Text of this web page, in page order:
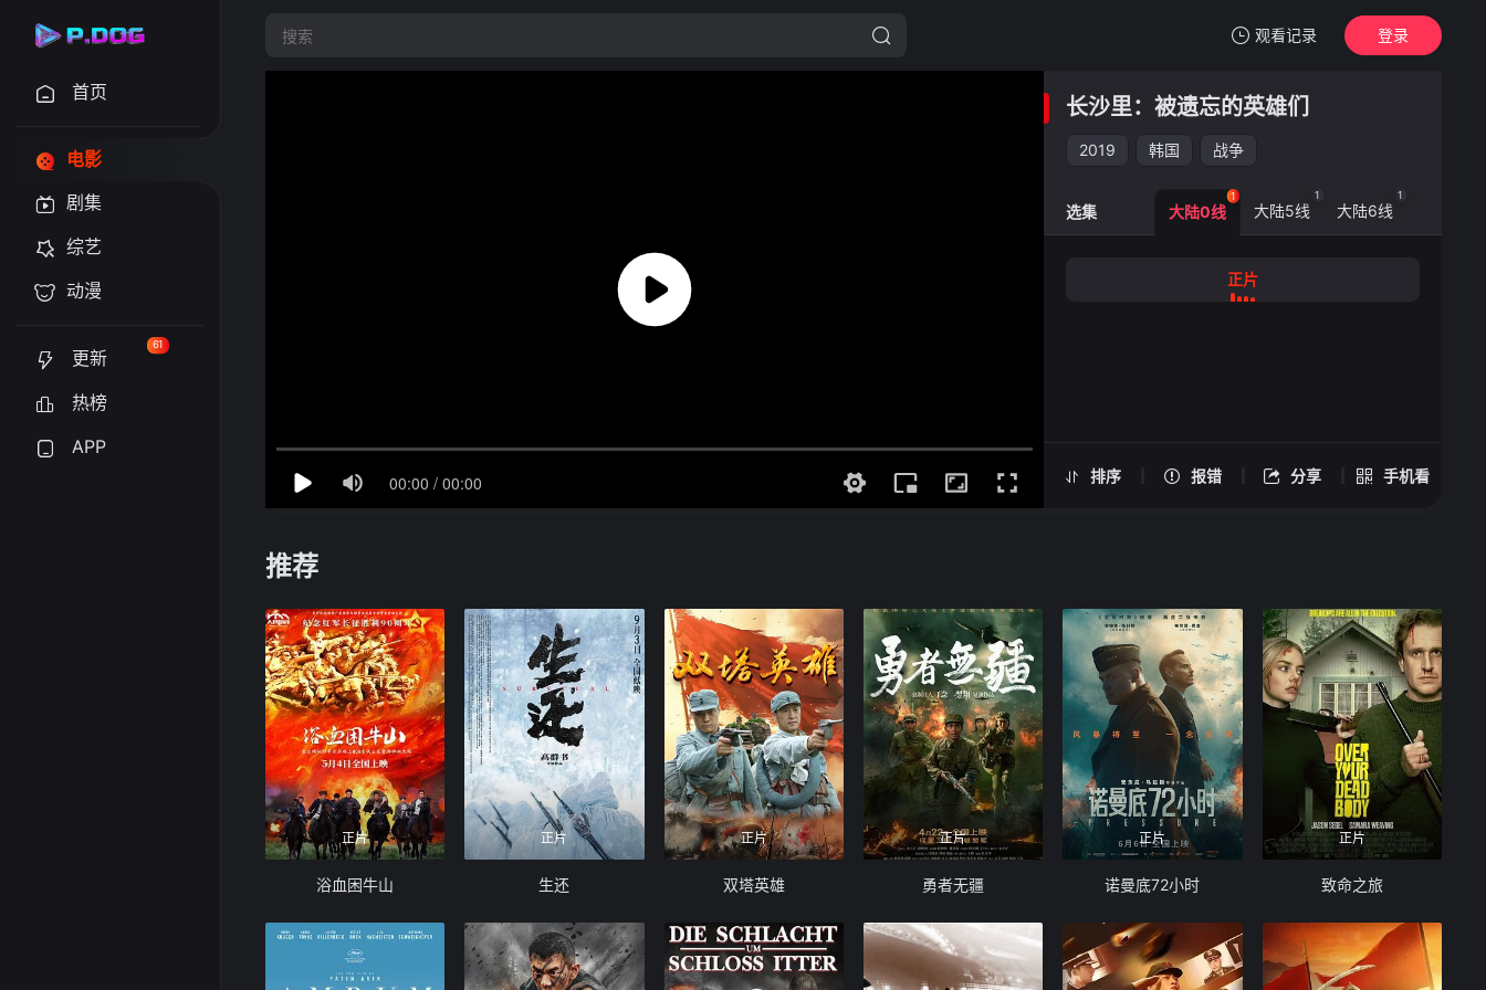
观看记录
我的观影记录
长沙里：被遗忘的英雄们
登录
首页
电影
剧集
综艺
动漫
更新
61
热榜
APP
长沙里：被遗忘的英雄们
2019 韩国 战争
排序 报错 分享 手机看
长沙里：被遗忘的英雄们 -正片
手机扫一扫继续看
选集 大陆0线
1
大陆5线
1
大陆6线
1
正片
推荐
正片
浴血困牛山
正片
生还
正片
双塔英雄
正片
勇者无疆
正片
诺曼底72小时
正片
致命之旅